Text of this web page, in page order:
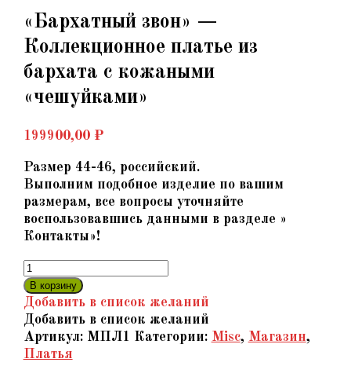
«Бархатный звон» —
Коллекционное платье из
бархата с кожаными
«чешуйками»
199900,00 ₽
Размер 44-46, российский.
Выполним подобное изделие по вашим
размерам, все вопросы уточняйте
воспользовавшись данными в разделе »
Контакты»!
Количество
товара
«Бархатный
звон»
-
Коллекционное
В корзину
Добавить в список желаний
Добавить в список желаний
Артикул: МПЛ1 Категории: Misc, Магазин,
Платья